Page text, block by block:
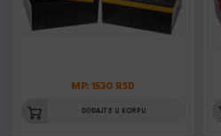
MP: 1530 RSD
DODAJTE U KORPU